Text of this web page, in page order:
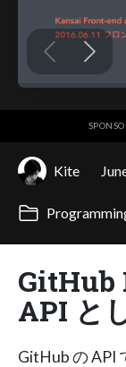
Kite
GitHub
API と
GitHub の API